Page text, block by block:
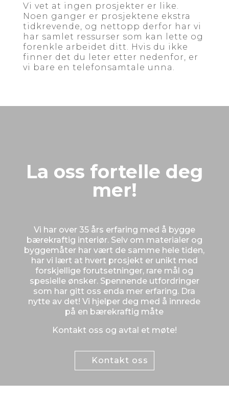
Vi vet at ingen prosjekter er like.
Noen ganger er prosjektene ekstra
tidkrevende, og nettopp derfor har vi
har samlet ressurser som kan lette og
forenkle arbeidet ditt. Hvis du ikke
finner det du leter etter nedenfor, er
vi bare en telefonsamtale unna.
La oss fortelle deg
mer!
Vi har over 35 års erfaring med å bygge
bærekraftig interiør. Selv om materialer og
byggemåter har vært de samme hele tiden,
har vi lært at hvert prosjekt er unikt med
forskjellige forutsetninger, rare mål og
spesielle ønsker. Spennende utfordringer
som har gitt oss enda mer erfaring. Dra
nytte av det! Vi hjelper deg med å innrede
på en bærekraftig måte
Kontakt oss og avtal et møte!
Kontakt oss